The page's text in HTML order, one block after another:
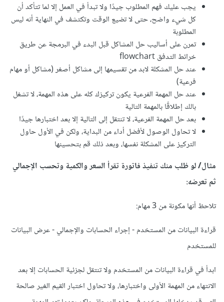
يجب عليك فهم المطلوب جيدًا ولا تبدأ في العمل إلا لما تتأكد أن
كل شيء واضح، حتى لا تضيع الوقت وتكتشف في النهاية أنه ليس
المطلوبة
تمرن على أساليب حل المشاكل قبل البدء في البرمجة عن طريق
خرائط التدفق flowchart
عند حل المشكلة لابد من تقسيمها إلى مشاكل أصغر (مشاكل أو مهام
فرعية)
عند حل المهمة الفرعية يكون تركيزك كله على هذه المهمة، لا تشغل
بالك إطلاقًا بالمهمة التالية
بعد حل المهمة الفرعية، لا تنتقل إلى التالية إلا بعد اختبارها جيدًا
لا تحاول الوصول لأفضل أداء من البداية، ولكن في الأول حاول
التركيز على المشكلة نفسها، وبعد ذلك قم بتحسينها
مثال/ لو طُلب منك تنفيذ فاتورة تقرأ السعر والكمية وتحسب الإجمالي
ثم تعرضه:
تلاحظ أنها مكونة من 3 مهام:
قراءة البيانات من المستخدم - إجراء الحسابات والإجمالي - عرض البيانات
للمستخدم
ابدأ في قراءة البيانات من المستخدم ولا تنتقل لجزئية الحسابات إلا بعد
الانتهاء من المهمة الأولى واختبارها، ولا تحاول اختبار القيم الغير صالحة